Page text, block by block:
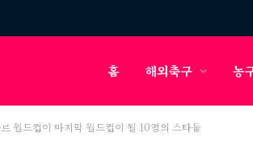
홈 해외축구 농
월드컵이 마지막 월드컵이 될 10명의 스타들